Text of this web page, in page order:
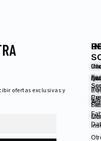
ofertas exclusivas y
Mis